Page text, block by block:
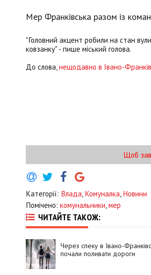
Мер Франківська разом із
"Головний акцент робили на стан
ковзанку" - пише міський голова.
До слова, нещодавно в Івано-
Щоб
Категорії: Влада Комуналка Новини
Помічено: комунальники мер
ЧИТАЙТЕ ТАКОЖ:
Через спеку в Івано-
почали поливати дороги